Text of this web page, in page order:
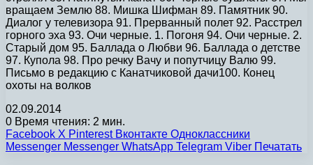
вращаем Землю 88. Мишка Шифман 89. Памятник 90.
Диалог у телевизора 91. Прерванный полет 92. Расстрел
горного эха 93. Очи черные. 1. Погоня 94. Очи черные. 2.
Старый дом 95. Баллада о Любви 96. Баллада о детстве
97. Купола 98. Про речку Вачу и попутчицу Валю 99.
Письмо в редакцию с Канатчиковой дачи100. Конец
охоты на волков
02.09.2014
0 Время чтения: 2 мин.
Facebook X Pinterest Вконтакте Одноклассники
Messenger Messenger WhatsApp Telegram Viber Печатать